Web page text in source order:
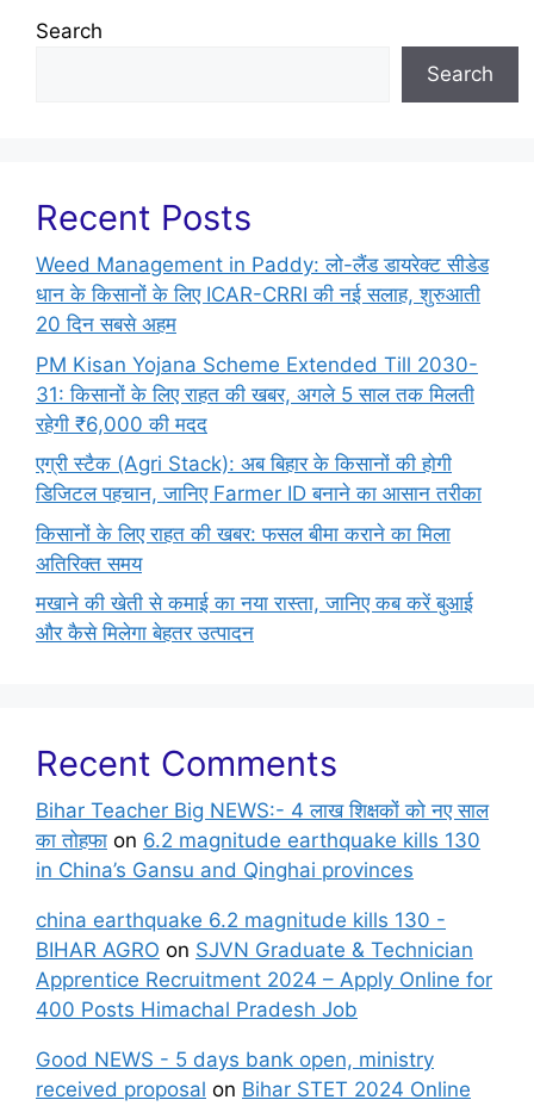
Search
Search
Recent Posts
Weed Management in Paddy: लो-लैंड डायरेक्ट सीडेड
धान के किसानों के लिए ICAR-CRRI की नई सलाह, शुरुआती
20 दिन सबसे अहम
PM Kisan Yojana Scheme Extended Till 2030-
31: किसानों के लिए राहत की खबर, अगले 5 साल तक मिलती
रहेगी ₹6,000 की मदद
एग्री स्टैक (Agri Stack): अब बिहार के किसानों की होगी
डिजिटल पहचान, जानिए Farmer ID बनाने का आसान तरीका
किसानों के लिए राहत की खबर: फसल बीमा कराने का मिला
अतिरिक्त समय
मखाने की खेती से कमाई का नया रास्ता, जानिए कब करें बुआई
और कैसे मिलेगा बेहतर उत्पादन
Recent Comments
Bihar Teacher Big NEWS:- 4 लाख शिक्षकों को नए साल
का तोहफा on 6.2 magnitude earthquake kills 130
in China’s Gansu and Qinghai provinces
china earthquake 6.2 magnitude kills 130 -
BIHAR AGRO on SJVN Graduate & Technician
Apprentice Recruitment 2024 – Apply Online for
400 Posts Himachal Pradesh Job
Good NEWS - 5 days bank open, ministry
received proposal on Bihar STET 2024 Online